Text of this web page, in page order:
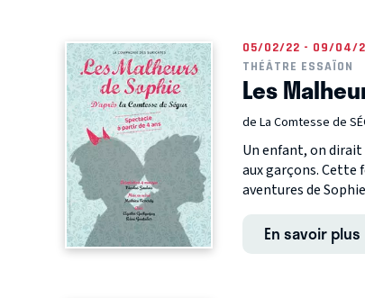
05/02/22 - 09/04/
THÉÂTRE ESSAÏON
Les
de La Comtesse de
Un enfant, on dirait
aux garçons. Cette
aventures de
En savoir plus